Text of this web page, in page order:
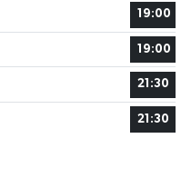
19:00
19:00
21:30
21:30